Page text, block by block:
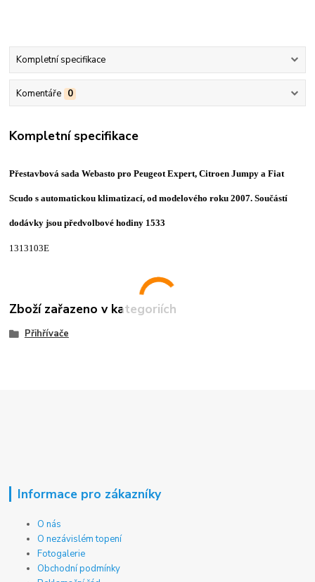
Kompletní specifikace
Komentáře 0
Kompletní specifikace
Přestavbová sada Webasto pro Peugeot Expert, Citroen Jumpy a Fiat
Scudo s automatickou klimatizací, od modelového roku 2007. Součástí
dodávky jsou předvolbové hodiny 1533
1313103E
Zboží zařazeno v kategoriích
Přihřívače
Informace pro zákazníky
O nás
O nezávislém topení
Fotogalerie
Obchodní podmínky